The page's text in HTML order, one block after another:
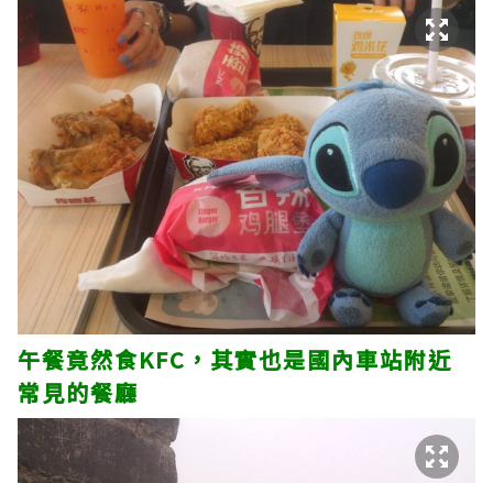
午餐竟然食KFC，其實也是國內車站附近
常見的餐廳